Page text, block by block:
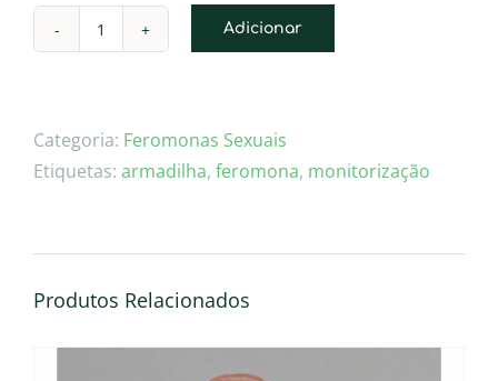
Quantidade
de
feromona
Pammene
rhediella
Adicionar
Categoria: Feromonas Sexuais
Etiquetas: armadilha, feromona, monitorização
Produtos Relacionados